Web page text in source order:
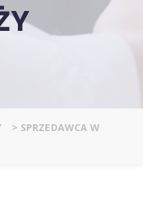
> SPRZEDAWCA W